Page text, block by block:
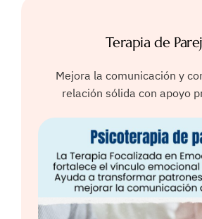
Terapia de
Mejora la comunicación y
relación sólida con apoyo